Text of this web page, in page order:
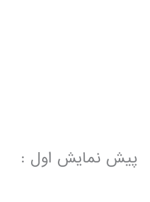
پیش نمایش اول :